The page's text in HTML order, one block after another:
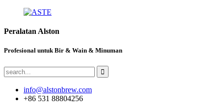
Peralatan Alston
Profesional untuk Bir & Wain & Minuman
info@alstonbrew.com
+86 531 88804256